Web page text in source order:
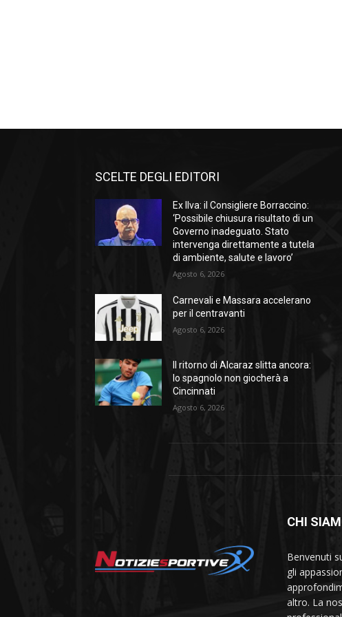
SCELTE DEGLI EDITORI
Ex Ilva: il Consigliere Borraccino:
‘Possibile chiusura risultato di un
Governo inadeguato. Stato
intervenga direttamente a tutela
di ambiente, salute e lavoro’
Agosto 6, 2026
Carnevali e Massara accelerano
per il centravanti
Agosto 6, 2026
Il ritorno di Alcaraz slitta ancora:
lo spagnolo non giocherà a
Cincinnati
Agosto 6, 2026
CHI
Benvenuti
gli
altro. La